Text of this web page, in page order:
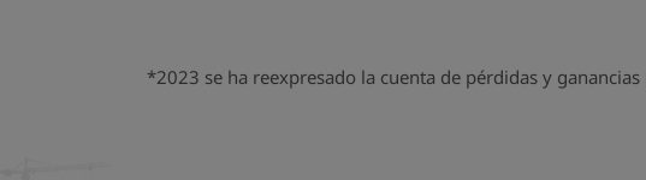
*2023 se ha reexpresado la cuenta de pérdidas y